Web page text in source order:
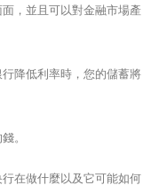
，並且可以對金融市場產
降低利率時，您的儲蓄將
。
在做什麼以及它可能如何